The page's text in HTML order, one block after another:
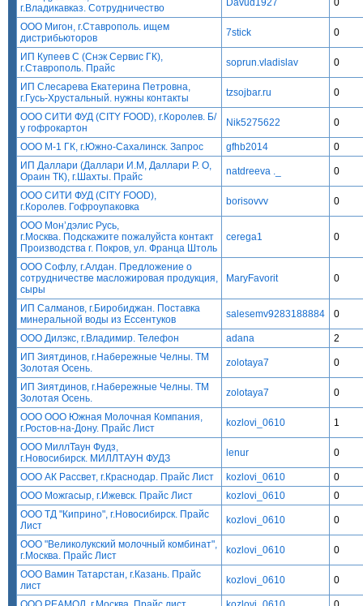
г.Владикавказ. Сотрудничество
Davud1927 0
ООО Мигон, г.Ставрополь. ищем
дистрибьюторов
7stick 0
ИП Купеев С (Снэк Сервис ГК),
г.Ставрополь. Прайс
soprun.vladislav 0
ИП Слесарева Екатерина Петровна,
г.Гусь-Хрустальный. нужны контакты
tzsojbar.ru 0
ООО СИТИ ФУД (CITY FOOD), г.Королев. Б/
у гофрокартон
Nik5275622 0
ООО М-1 ГК, г.Южно-Сахалинск. Запрос gfhb2014
0
ИП Даллари (Даллари И.М, Даллари Р. О,
Ораин ТК), г.Шахты. Прайс
natdreeva ._ 0
ООО СИТИ ФУД (CITY FOOD),
г.Королев. Гофроупаковка
borisovvv 0
ООО Мон’дэлис Русь,
г.Москва. Подскажите пожалуйста контакт
Производства г. Покров, ул. Франца Штоль
cerega1 0
ООО Софлу, г.Алдан. Предложение о
сотрудничестве масложировая продукция,
сыры
MaryFavorit 0
ИП Салманов, г.Биробиджан. Поставка
минеральной воды из Ессентуков
salesemv9283188884 0
ООО Дилэкс, г.Владимир. Телефон adana
2
ИП Зиятдинов, г.Набережные Челны. ТМ
Золотая Осень.
zolotaya7 0
ИП Зиятдинов, г.Набережные Челны. ТМ
Золотая Осень.
zolotaya7 0
ООО ООО Южная Молочная Компания,
г.Ростов-на-Дону. Прайс Лист
kozlovi_0610 1
ООО МиллТаун Фудз,
г.Новосибирск. МИЛЛТАУН ФУДЗ
lenur 0
ООО АК Рассвет, г.Краснодар. Прайс Лист kozlovi_0610
0
ООО Можгасыр, г.Ижевск. Прайс Лист
kozlovi_0610
0
ООО ТД "Киприно", г.Новосибирск. Прайс
Лист
kozlovi_0610 0
ООО "Великолукский молочный комбинат",
г.Москва. Прайс Лист
kozlovi_0610 0
ООО Вамин Татарстан, г.Казань. Прайс
лист
kozlovi_0610 0